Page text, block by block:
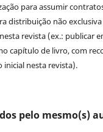
para assumir
distribuição não
revista (ex.: publicar
capítulo de livro, com
inicial nesta revista).
pelo mesmo(s)